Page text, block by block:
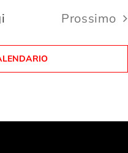
Prossimo